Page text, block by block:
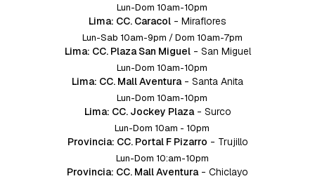
Lun-Dom 10am-10pm
Lima: CC. Caracol - Miraflores
Lun-Sab 10am-9pm / Dom 10am-7pm
Lima: CC. Plaza San Miguel - San Miguel
Lun-Dom 10am-10pm
Lima: CC. Mall Aventura - Santa Anita
Lun-Dom 10am-10pm
Lima: CC. Jockey Plaza - Surco
Lun-Dom 10am - 10pm
Provincia: CC. Portal F Pizarro - Trujillo
Lun-Dom 10:am-10pm
Provincia: CC. Mall Aventura - Chiclayo